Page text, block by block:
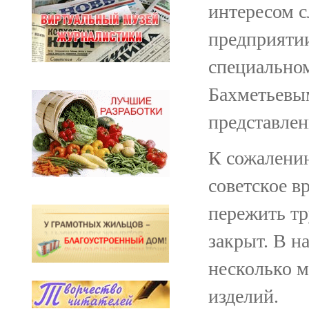
интересом
К
советское
пережить
закрыт. В
несколько
изделий.